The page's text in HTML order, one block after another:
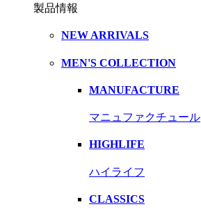
製品情報
NEW ARRIVALS
MEN'S COLLECTION
MANUFACTURE
マニュファクチュール
HIGHLIFE
ハイライフ
CLASSICS